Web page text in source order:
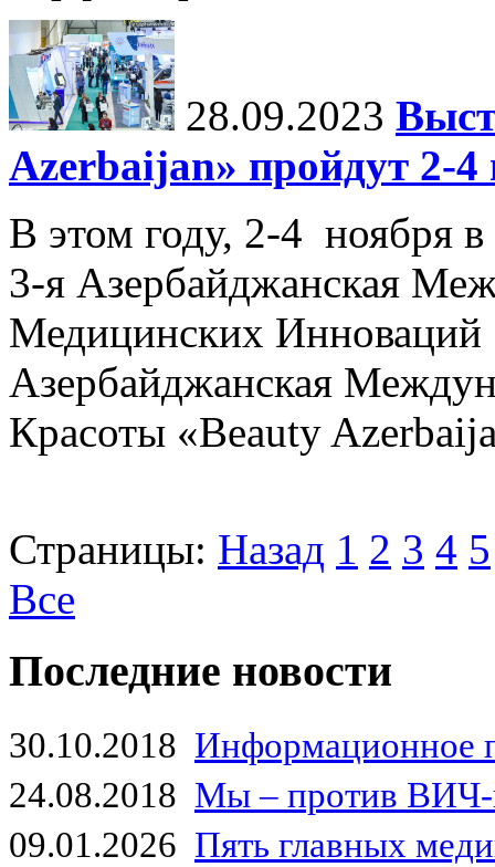
28.09.2023
Azerbaijan» пройдут 2-4
В этом году, 2-4 ноября
3-я Азербайджанская
Медицинских Инноваций
Азербайджанская
Красоты «Beauty
Страницы: Назад 1 2 3 4 5
Все
Последние новости
30.10.2018 Информационное
24.08.2018 Мы – против
09.01.2026 Пять главных